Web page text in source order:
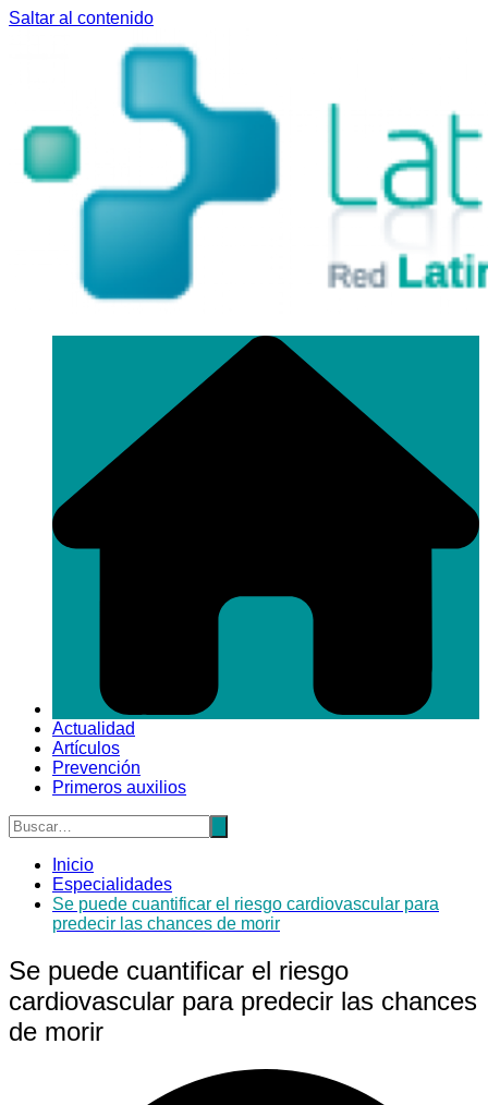
Saltar al contenido
Actualidad
Artículos
Prevención
Primeros auxilios
Inicio
Especialidades
Se puede cuantificar el riesgo cardiovascular para
predecir las chances de morir
Se puede cuantificar el riesgo
cardiovascular para predecir las chances
de morir